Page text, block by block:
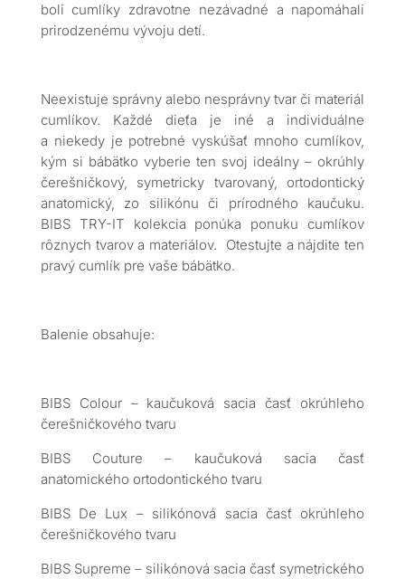
boli cumlíky zdravotne nezávadné a napomáhali
prirodzenému vývoju detí.
Neexistuje správny alebo nesprávny tvar či materiál
cumlíkov. Každé dieťa je iné a individuálne
a niekedy je potrebné vyskúšať mnoho cumlíkov,
kým si bábätko vyberie ten svoj ideálny – okrúhly
čerešničkový, symetricky tvarovaný, ortodontický
anatomický, zo silikónu či prírodného kaučuku.
BIBS TRY-IT kolekcia ponúka ponuku cumlíkov
rôznych tvarov a materiálov. Otestujte a nájdite ten
pravý cumlík pre vaše bábätko.
Balenie obsahuje:
BIBS Colour – kaučuková sacia časť okrúhleho
čerešničkového tvaru
BIBS Couture – kaučuková sacia časť
anatomického ortodontického tvaru
BIBS De Lux – silikónová sacia časť okrúhleho
čerešničkového tvaru
BIBS Supreme – silikónová sacia časť symetrického